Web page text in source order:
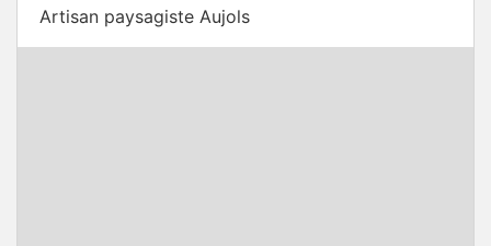
Artisan paysagiste Aujols